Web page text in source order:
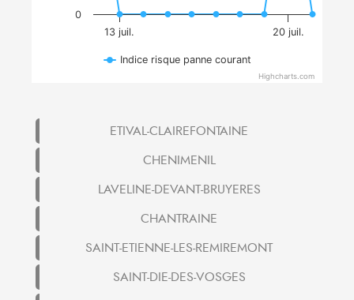
13 juil. 20 juil.
0
Indice risque panne courant
Highcharts.com
ETIVAL-CLAIREFONTAINE
CHENIMENIL
LAVELINE-DEVANT-BRUYERES
CHANTRAINE
SAINT-ETIENNE-LES-REMIREMONT
SAINT-DIE-DES-VOSGES